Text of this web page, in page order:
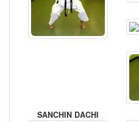
SANCHIN DACHI